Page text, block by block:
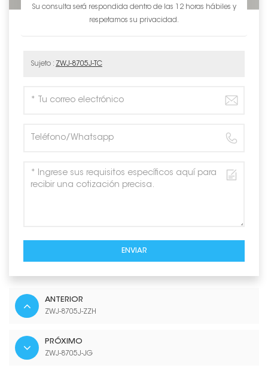
Su consulta será respondida dentro de las 12 horas hábiles y
respetamos su privacidad.
Sujeto : ZWJ-8705J-TC
ENVIAR
ANTERIOR
ZWJ-8705J-ZZH
PRÓXIMO
ZWJ-8705J-JG